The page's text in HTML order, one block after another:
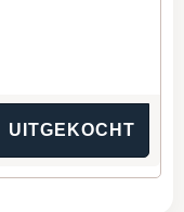
UITGEKOCHT